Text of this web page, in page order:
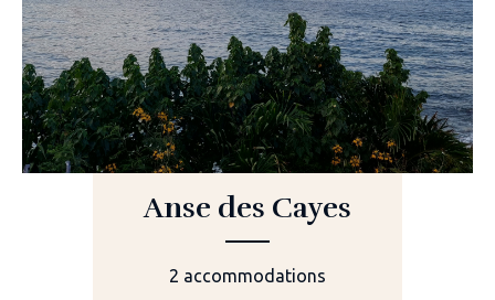
Anse des Cayes
2 accommodations